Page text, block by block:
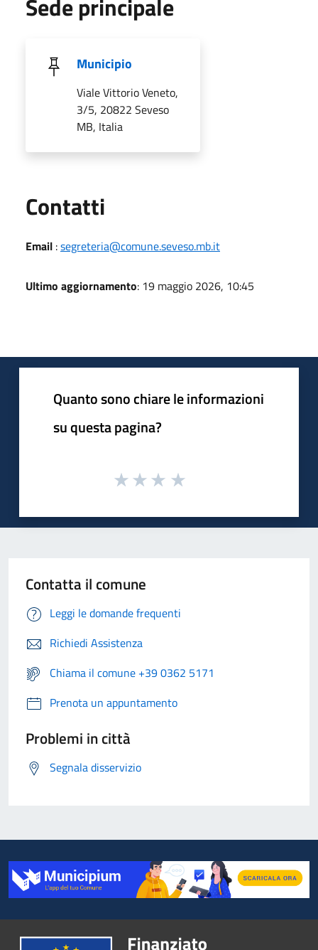
Sede principale
Municipio
Viale Vittorio Veneto,
3/5, 20822 Seveso
MB, Italia
Contatti
Email :segreteria@comune.seveso.mb.it
Ultimo aggiornamento: 19 maggio 2026, 10:45
Quanto sono chiare le informazioni
su questa pagina?
Contatta il comune
Leggi le domande frequenti
Richiedi Assistenza
Chiama il comune +39 0362 5171
Prenota un appuntamento
Problemi in città
Segnala disservizio